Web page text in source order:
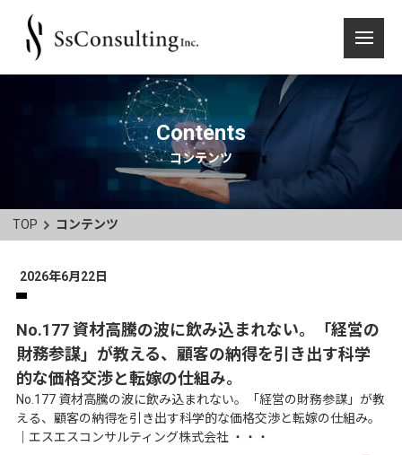
Contents
コンテンツ
TOP コンテンツ
2026年6月22日
No.177 資材高騰の波に飲み込まれない。「経営の
財務参謀」が教える、顧客の納得を引き出す科学
的な価格交渉と転嫁の仕組み。
No.177 資材高騰の波に飲み込まれない。「経営の財務参謀」が教
える、顧客の納得を引き出す科学的な価格交渉と転嫁の仕組み。
｜エスエスコンサルティング株式会社 ・・・